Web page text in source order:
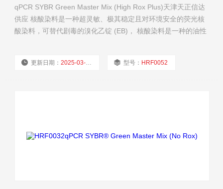
qPCR SYBR Green Master Mix (High Rox Plus)天津天正信达
供应 核酸染料是一种超灵敏、极其稳定且对环境安全的荧光核
酸染料，可替代剧毒的溴化乙锭 (EB)， 核酸染料是一种的油性
更新日期：2025-03-25 型号： HRF0052